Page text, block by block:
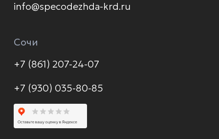
© 2026 Формула защиты